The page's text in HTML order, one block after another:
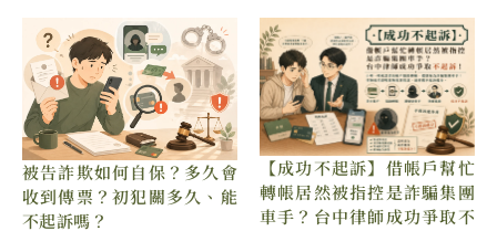
被告詐欺如何自保？多久會
收到傳票？初犯關多久、能
不起訴嗎？
【成功不起訴】借帳戶幫忙
轉帳居然被指控是詐騙集團
車手？台中律師成功爭取不